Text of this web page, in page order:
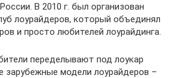
В 2010 г. был организован
лоурайдеров, который объединял
и просто любителей лоурайдинга.
переделывают под лоукар
зарубежные модели лоурайдеров –